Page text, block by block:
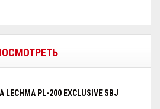
PL-200 EXCLUSIVE SBJ